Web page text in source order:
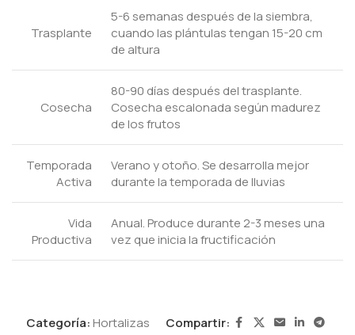
Trasplante
5-6 semanas después de la siembra,
cuando las plántulas tengan 15-20 cm
de altura
Cosecha
80-90 días después del trasplante.
Cosecha escalonada según madurez
de los frutos
Temporada
Activa
Verano y otoño. Se desarrolla mejor
durante la temporada de lluvias
Vida
Productiva
Anual. Produce durante 2-3 meses una
vez que inicia la fructificación
Categoría:Hortalizas Compartir: